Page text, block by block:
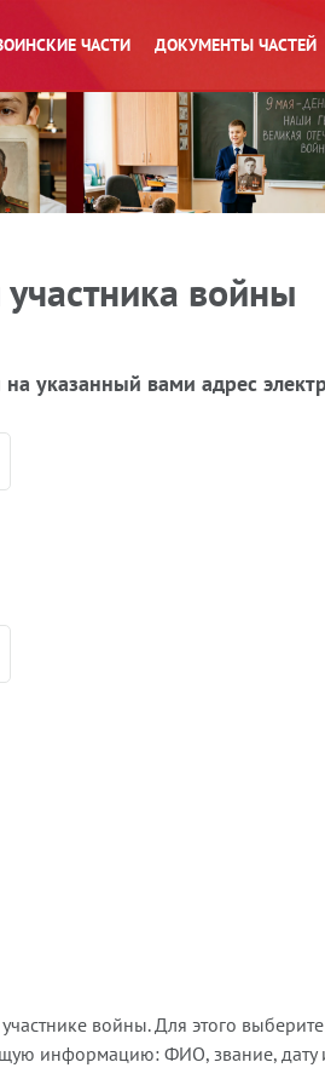
ЧАСТИ ДОКУМЕНТЫ ЧАСТЕЙ
войны
указанный вами адрес
войны. Для этого
информацию: ФИО, звание,